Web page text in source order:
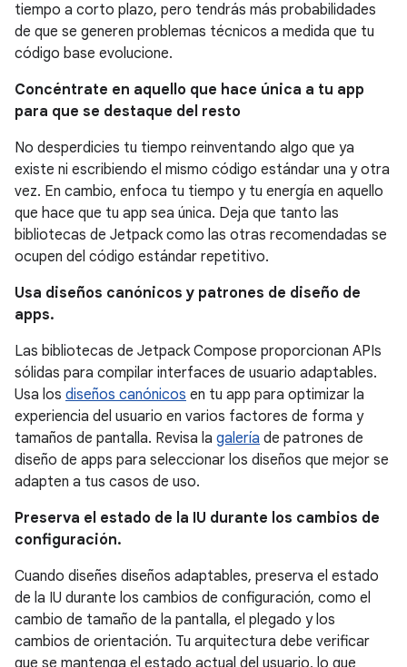
tiempo a corto plazo, pero tendrás más probabilidades
de que se generen problemas técnicos a medida que tu
código base evolucione.
Concéntrate en aquello que hace única a tu app
para que se destaque del resto
No desperdicies tu tiempo reinventando algo que ya
existe ni escribiendo el mismo código estándar una y otra
vez. En cambio, enfoca tu tiempo y tu energía en aquello
que hace que tu app sea única. Deja que tanto las
bibliotecas de Jetpack como las otras recomendadas se
ocupen del código estándar repetitivo.
Usa diseños canónicos y patrones de diseño de
apps.
Las bibliotecas de Jetpack Compose proporcionan APIs
sólidas para compilar interfaces de usuario adaptables.
Usa los diseños canónicos en tu app para optimizar la
experiencia del usuario en varios factores de forma y
tamaños de pantalla. Revisa la galería de patrones de
diseño de apps para seleccionar los diseños que mejor se
adapten a tus casos de uso.
Preserva el estado de la IU durante los cambios de
configuración.
Cuando diseñes diseños adaptables, preserva el estado
de la IU durante los cambios de configuración, como el
cambio de tamaño de la pantalla, el plegado y los
cambios de orientación. Tu arquitectura debe verificar